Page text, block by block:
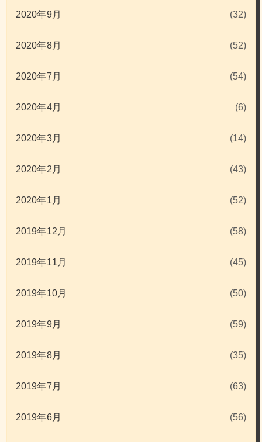
2020年9月 (32)
2020年8月 (52)
2020年7月 (54)
2020年4月 (6)
2020年3月 (14)
2020年2月 (43)
2020年1月 (52)
2019年12月 (58)
2019年11月 (45)
2019年10月 (50)
2019年9月 (59)
2019年8月 (35)
2019年7月 (63)
2019年6月 (56)